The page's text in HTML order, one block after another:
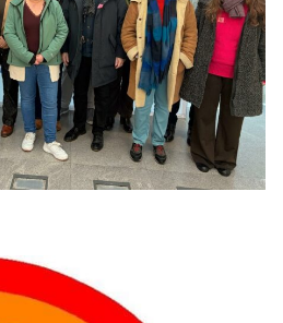
: un échange croisé
changer d’approche
a mené un projet Erasmus
et centré sur l'éducation
différences entre la France…